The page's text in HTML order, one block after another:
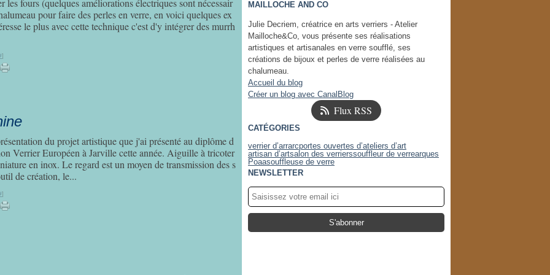
les fours (quelques améliorations électriques sont nécessair
pour faire des perles en verre, en voici quelques ex
le plus avec cette technique c'est d'y intégrer des murrh
]
du projet artistique que j'ai présenté au diplôme d
Verrier Européen à Jarville cette année. Aiguille à tricoter
en inox. Le regard est un moyen de transmission des s
de création, le...
]
Février(1)
Avril(1)
Janvier(3)
MAILLOCHE AND CO
Julie Decriem, créatrice en arts verriers - Atelier
Mailloche&Co, vous présente ses réalisations
artistiques et artisanales en verre soufflé, ses
créations de bijoux et perles de verre réalisées au
chalumeau.
Accueil du blog
Créer un blog avec CanalBlog
Flux RSS
CATÉGORIES
verrier d’arrarcportes ouvertes d’ateliers d’art
artisan d’artsalon des verrierssouffleur de verrearques
Poaasouffleuse de verre
NEWSLETTER